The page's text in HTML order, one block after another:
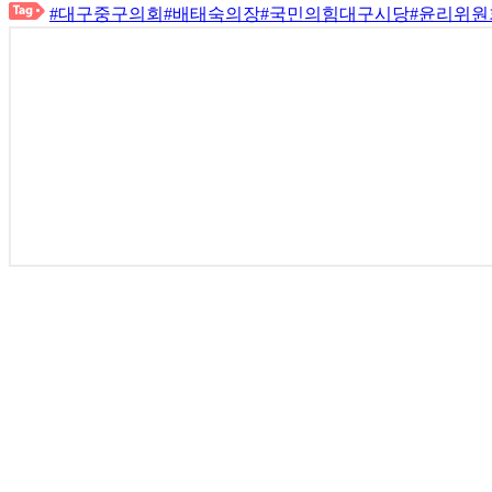
#대구중구의회 #배태숙의장#국민의힘대구시당#윤리위원